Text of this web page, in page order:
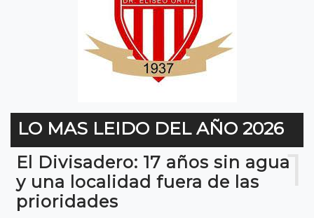
LO MAS LEIDO DEL AÑO 2026
1
El Divisadero: 17 años sin agua
y una localidad fuera de las
prioridades